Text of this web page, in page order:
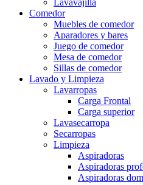
Lavavajilla
Comedor
Muebles de comedor
Aparadores y bares
Juego de comedor
Mesa de comedor
Sillas de comedor
Lavado y Limpieza
Lavarropas
Carga Frontal
Carga superior
Lavasecarropa
Secarropas
Limpieza
Aspiradoras
Aspiradoras
Aspiradoras